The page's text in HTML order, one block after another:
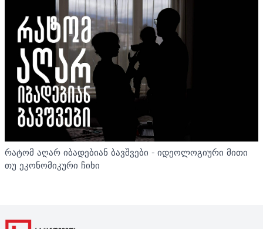
რატომ აღარ იბადებიან ბავშვები - იდეოლოგიური მითი
თუ ეკონომიკური ჩიხი